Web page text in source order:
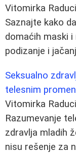
Vitomirka
Saznajte kako
domaćih maski
podizanje i
Seksualno
telesnim
Vitomirka
Razumevanje
zdravlja mladih
nisu rešenje za